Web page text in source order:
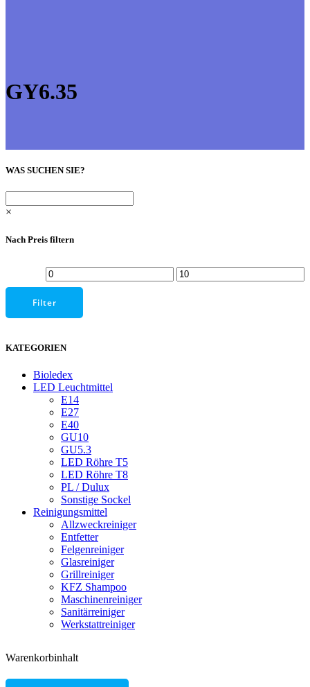
GY6.35
WAS SUCHEN SIE?
×
Nach Preis filtern
Min.
Preis
Max.
Filter
KATEGORIEN
Bioledex
LED Leuchtmittel
E14
E27
E40
GU10
GU5.3
LED Röhre T5
LED Röhre T8
PL / Dulux
Sonstige Sockel
Reinigungsmittel
Allzweckreiniger
Entfetter
Felgenreiniger
Glasreiniger
Grillreiniger
KFZ Shampoo
Maschinenreiniger
Sanitärreiniger
Werkstattreiniger
Warenkorbinhalt